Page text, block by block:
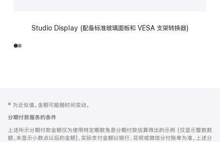
Studio Display (配备标准玻璃面板和 VESA 支架转换器)
页
页
脚
注
‡ 为近似值。金额可能随时间变动。
分期付款服务的条件
上述所示分期付款金额仅为使用特定期数免息分期付款估算得出的示例 (仅显示整数数
额，未显示小数点以后的金额)，实际支付金额以银行、花呗或微信分付账单为准。上述分